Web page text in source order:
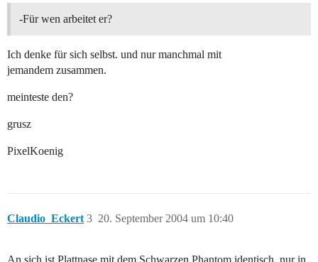
-Für wen arbeitet er?
Ich denke für sich selbst. und nur manchmal mit
jemandem zusammen.
meinteste den?
grusz
PixelKoenig
Claudio_Eckert 20. September 2004 um 10:40
3
An sich ist Plattnase mit dem Schwarzen Phantom identisch, nur in